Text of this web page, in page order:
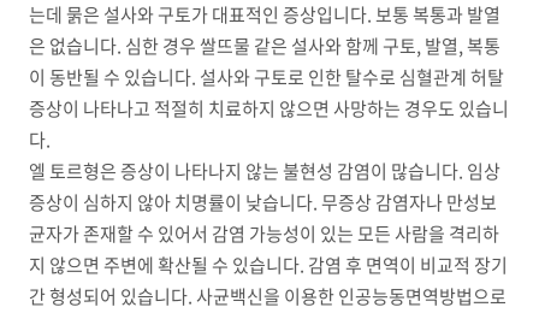
는데 묽은 설사와 구토가 대표적인 증상입니다. 보통 복통과 발열
은 없습니다. 심한 경우 쌀뜨물 같은 설사와 함께 구토, 발열, 복통
이 동반될 수 있습니다. 설사와 구토로 인한 탈수로 심혈관계 허탈
증상이 나타나고 적절히 치료하지 않으면 사망하는 경우도 있습니
다.
엘 토르형은 증상이 나타나지 않는 불현성 감염이 많습니다. 임상
증상이 심하지 않아 치명률이 낮습니다. 무증상 감염자나 만성보
균자가 존재할 수 있어서 감염 가능성이 있는 모든 사람을 격리하
지 않으면 주변에 확산될 수 있습니다. 감염 후 면역이 비교적 장기
간 형성되어 있습니다. 사균백신을 이용한 인공능동면역방법으로